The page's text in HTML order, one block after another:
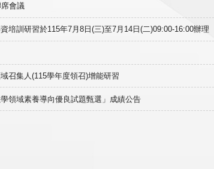
會議
培訓研習於115年7月8日(三)至7月14日(二)09:00-16:00辦理
召集人(115學年度領召)增能研習
領域素養導向優良試題甄選」成績公告